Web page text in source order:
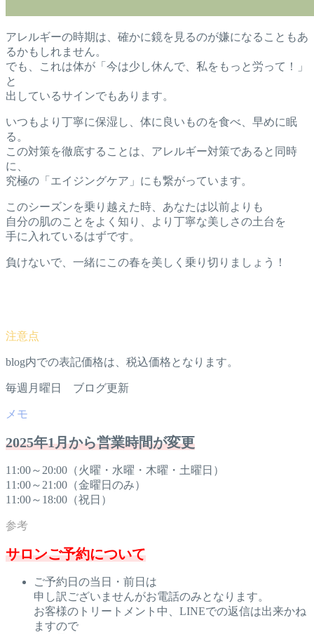
アレルギーの時期は、確かに鏡を見るのが嫌になることもあ
るかもしれません。
でも、これは体が「今は少し休んで、私をもっと労って！」
と
出しているサインでもあります。
いつもより丁寧に保湿し、体に良いものを食べ、早めに眠
る。
この対策を徹底することは、アレルギー対策であると同時
に、
究極の「エイジングケア」にも繋がっています。
このシーズンを乗り越えた時、あなたは以前よりも
自分の肌のことをよく知り、より丁寧な美しさの土台を
手に入れているはずです。
負けないで、一緒にこの春を美しく乗り切りましょう！
blog内での表記価格は、税込価格となります。
毎週月曜日 ブログ更新
2025年1月から営業時間が変更
11:00～20:00（火曜・水曜・木曜・土曜日）
11:00～21:00（金曜日のみ）
11:00～18:00（祝日）
サロンご予約について
ご予約日の当日・前日は
申し訳ございませんがお電話のみとなります。
お客様のトリートメント中、LINEでの返信は出来かね
ますので